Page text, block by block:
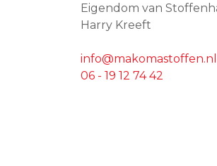
Eigendom van
Harry Kreeft
info@makomastoffen.nl
06 - 19 12 74 42